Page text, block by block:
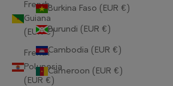
French
Guiana
(EUR €)
French
Polynesia
(EUR €)
Burkina Faso (EUR €)
Burundi (EUR €)
Cambodia (EUR €)
Cameroon (EUR €)